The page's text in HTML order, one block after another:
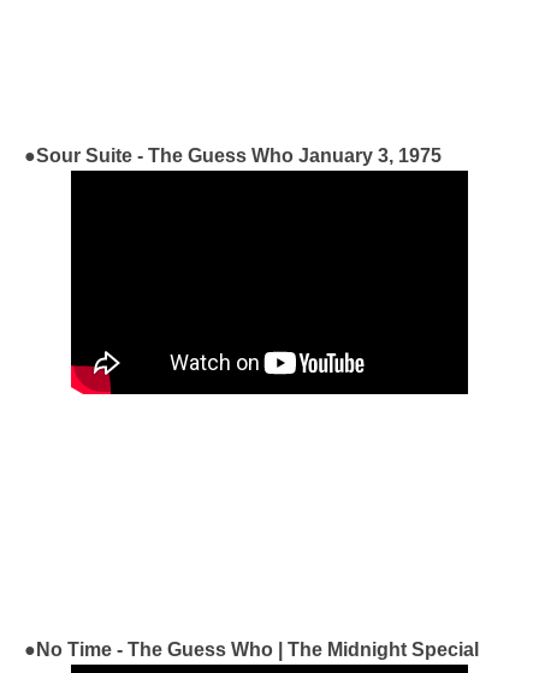
●Sour Suite - The Guess Who January 3, 1975
●No Time - The Guess Who | The Midnight Special